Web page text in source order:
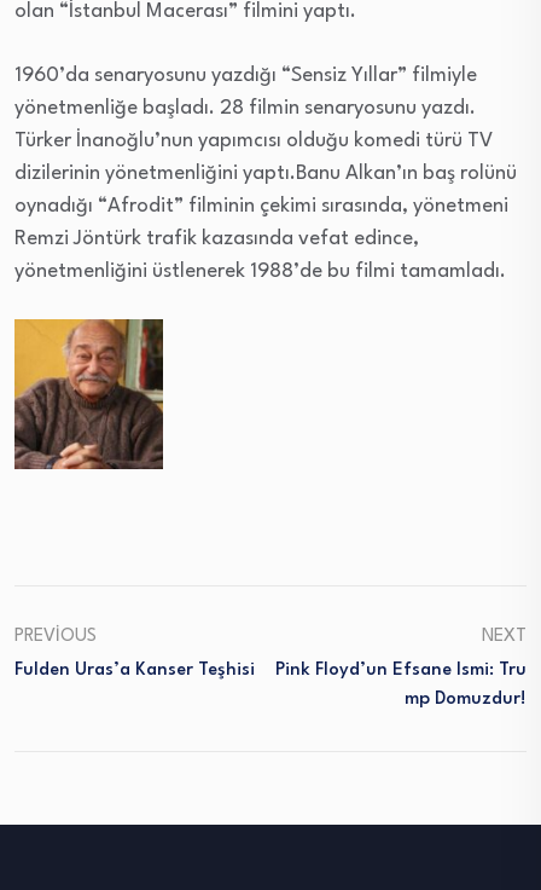
olan “İstanbul Macerası” filmini yaptı.
1960’da senaryosunu yazdığı “Sensiz Yıllar” filmiyle
yönetmenliğe başladı. 28 filmin senaryosunu yazdı.
Türker İnanoğlu’nun yapımcısı olduğu komedi türü TV
dizilerinin yönetmenliğini yaptı.Banu Alkan’ın baş rolünü
oynadığı “Afrodit” filminin çekimi sırasında, yönetmeni
Remzi Jöntürk trafik kazasında vefat edince,
yönetmenliğini üstlenerek 1988’de bu filmi tamamladı.
PREVIOUS
Fulden Uras’a Kanser Teşhisi
NEXT
Pink Floyd’un Efsane Ismi: Tru
Mp Domuzdur!